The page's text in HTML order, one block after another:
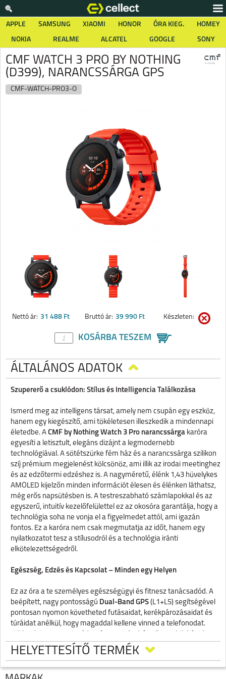
APPLE SAMSUNG XIAOMI HONOR ÓRA KIEG.
HOMEY
NOKIA
REALME ALCATEL GOOGLE SONY
CMF WATCH 3 PRO BY NOTHING
(D399), NARANCSSÁRGA GPS
CMF-WATCH-PRO3-O
Nettó ár: 31 488 Ft Bruttó ár: 39 990 Ft Készleten:
KOSÁRBA TESZEM
ÁLTALÁNOS ADATOK
Szupererő a csuklódon: Stílus és Intelligencia Találkozása
Ismerd meg az intelligens társat, amely nem csupán egy eszköz,
hanem egy kiegészítő, ami tökéletesen illeszkedik a mindennapi
életedbe. A CMF by Nothing Watch 3 Pro narancssárga karóra
egyesíti a letisztult, elegáns dizájnt a legmodernebb
technológiával. A sötétszürke fém ház és a narancssárga szilikon
szíj prémium megjelenést kölcsönöz, ami illik az irodai meetinghez
és az edzőtermi edzéshez is. A nagyméretű, élénk 1,43 hüvelykes
AMOLED kijelzőn minden információt élesen és élénken láthatsz,
még erős napsütésben is. A testreszabható számlapokkal és az
egyszerű, intuitív kezelőfelülettel ez az okosóra garantálja, hogy a
technológia soha ne vonja el a figyelmedet attól, ami igazán
fontos. Ez a karóra nem csak megmutatja az időt, hanem egy
nyilatkozatot tesz a stílusodról és a technológia iránti
elkötelezettségedről.
Egészség, Edzés és Kapcsolat – Minden egy Helyen
Ez az óra a te személyes egészségügyi és fitnesz tanácsadód. A
beépített, nagy pontosságú Dual-Band GPS (L1+L5) segítségével
pontosan nyomon követheted futásaidat, kerékpározásaidat és
túráidat anélkül, hogy magaddal kellene vinned a telefonodat.
választasz, az óra részletesen rögzíti a teljesítményedet. A nap 24
órájában figyeli a pulzusszámodat, a véroxigénszintedet (SpO₂), a
stressz-szintedet és az alvásodat, segítve ezzel a tested
jelzéseinek jobb megértését és az edzések optimalizálását. Az
HELYETTESÍTŐ TERMÉK